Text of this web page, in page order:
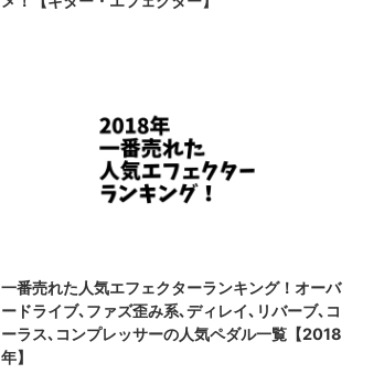
一番売れた人気エフェクターランキング！オーバ
ードライブ､ファズ歪み系､ディレイ､リバーブ､コ
ーラス､コンプレッサーの人気ペダル一覧【2018
年】